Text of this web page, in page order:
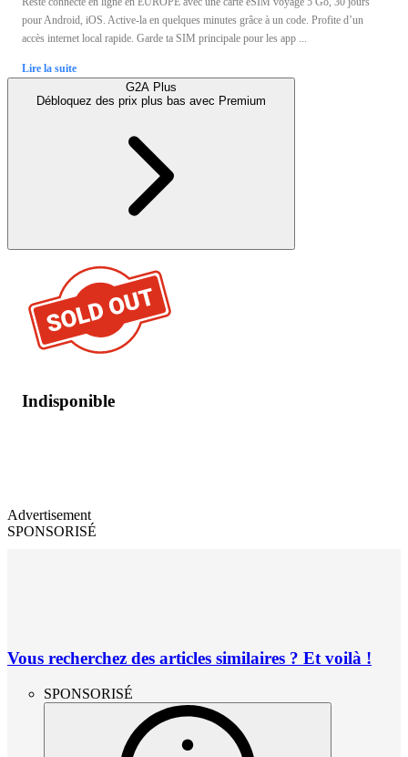
pour Android, iOS. Active-la en quelques minutes grâce à un code. Profite d’un
accès internet local rapide. Garde ta SIM principale pour les app ...
Lire la suite
G2A Plus
Débloquez des prix plus bas avec Premium
Indisponible
Advertisement
SPONSORISÉ
Vous recherchez des articles similaires ? Et voilà !
SPONSORISÉ